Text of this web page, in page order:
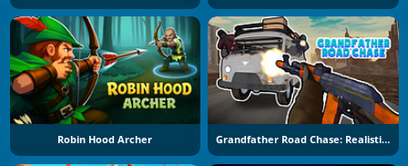
Robin Hood Archer Grandfather Road Chase: Realistic Shooter